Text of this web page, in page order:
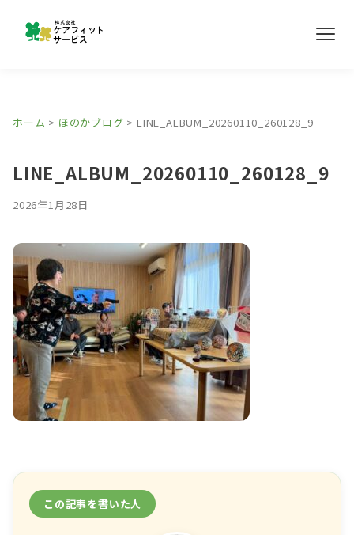
採用情報
ホーム > ほのかブログ >LINE_ALBUM_20260110_260128_9
LINE_ALBUM_20260110_260128_9
2026年1月28日
この記事を書いた人